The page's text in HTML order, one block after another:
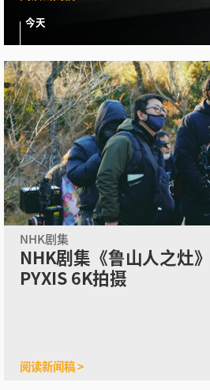
今天
NHK剧集
NHK剧集《鲁山人之灶》
PYXIS 6K拍摄
阅读新闻稿 >